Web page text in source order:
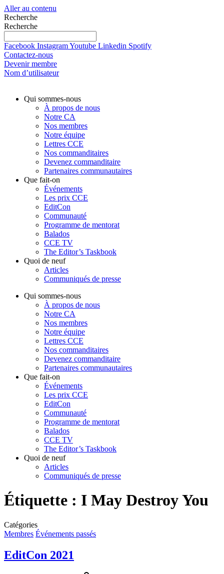
Aller au contenu
Recherche
Recherche
Facebook InstagramYoutube Linkedin Spotify
Contactez-nous
Devenir membre
Nom d’utilisateur
Qui sommes-nous
À propos de nous
Notre CA
Nos membres
Notre équipe
Lettres CCE
Nos commanditaires
Devenez commanditaire
Partenaires communautaires
Que fait-on
Événements
Les prix CCE
EditCon
Communauté
Programme de mentorat
Balados
CCE TV
The Editor’s Taskbook
Quoi de neuf
Articles
Communiqués de presse
Qui sommes-nous
À propos de nous
Notre CA
Nos membres
Notre équipe
Lettres CCE
Nos commanditaires
Devenez commanditaire
Partenaires communautaires
Que fait-on
Événements
Les prix CCE
EditCon
Communauté
Programme de mentorat
Balados
CCE TV
The Editor’s Taskbook
Quoi de neuf
Articles
Communiqués de presse
Étiquette : I May Destroy You
Catégories
Membres Événements passés
EditCon 2021